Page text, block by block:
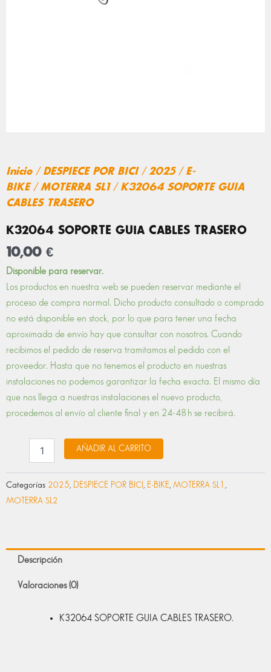
Inicio/ DESPIECE POR BICI/ 2025/ E-
BIKE/ MOTERRA SL1/ K32064 SOPORTE GUIA
CABLES TRASERO
K32064 SOPORTE GUIA CABLES TRASERO
10,00 €
Disponible para reservar.
Los productos en nuestra web se pueden reservar mediante el
proceso de compra normal. Dicho producto consultado o comprado
no está disponible en stock, por lo que para tener una fecha
aproximada de envío hay que consultar con nosotros. Cuando
recibimos el pedido de reserva tramitamos el pedido con el
proveedor. Hasta que no tenemos el producto en nuestras
instalaciones no podemos garantizar la fecha exacta. El mismo día
que nos llega a nuestras instalaciones el nuevo producto,
procedemos al envío al cliente final y en 24-48 h se recibirá.
K32064
SOPORTE
GUIA
CABLES
TRASERO
AÑADIR AL CARRITO
Categorías 2025 DESPIECE POR BICI E-BIKE MOTERRA SL1
MOTERRA SL2
Descripción
Valoraciones (0)
K32064 SOPORTE GUIA CABLES TRASERO.